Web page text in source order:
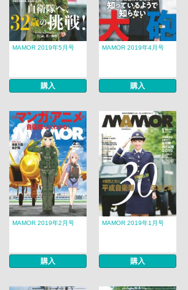
MAMOR 2019年5月号
購入
MAMOR 2019年4月号
購入
MAMOR 2019年2月号
購入
MAMOR 2019年1月号
購入